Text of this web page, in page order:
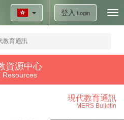
登入 Login
教育通訊
資源中心
Resources
現代教育通訊
MERS Bulletin